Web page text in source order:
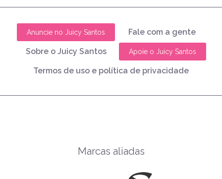
Anuncie no Juicy Santos Fale com a gente
Sobre o Juicy Santos Apoie o Juicy Santos
Termos de uso e política de privacidade
Marcas aliadas